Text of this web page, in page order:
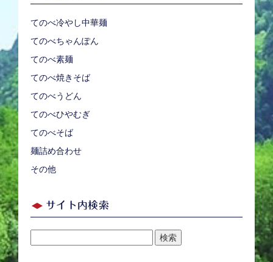
てのべ冷やし中華麺
てのべちゃんぽん
てのべ素麺
てのべ焼きそば
てのべうどん
てのべひやむぎ
てのべそば
麺詰め合わせ
その他
サイト内検索
索: